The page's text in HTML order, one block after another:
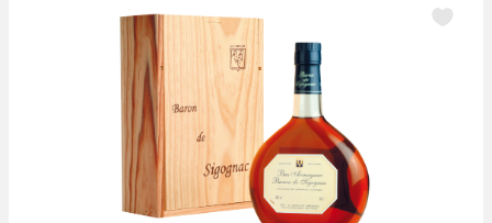
Bildergalerie überspringen